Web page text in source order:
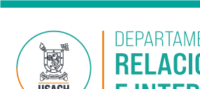
Pasar al contenido principal